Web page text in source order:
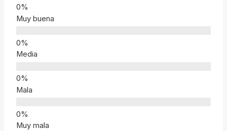
Muy buena
Media
Mala
Muy mala